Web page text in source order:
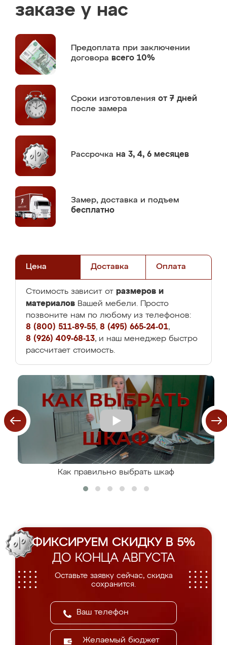
заказе у нас
Предоплата при заключении
договора всего 10%
Сроки изготовления от 7 дней
после замера
Рассрочка на 3, 4, 6 месяцев
Замер, доставка и подъем
бесплатно
Цена Доставка Оплата
Стоимость зависит от размеров и
материалов Вашей мебели. Просто
позвоните нам по любому из телефонов:
8 (800) 511-89-55, 8 (495) 665-24-01,
8 (926) 409-68-13, и наш менеджер быстро
рассчитает стоимость.
Как правильно выбрать шкаф
ФИКСИРУЕМ СКИДКУ В 5%
ДО КОНЦА АВГУСТА
Оставьте заявку сейчас, скидка
сохранится.
Желаемый бюджет